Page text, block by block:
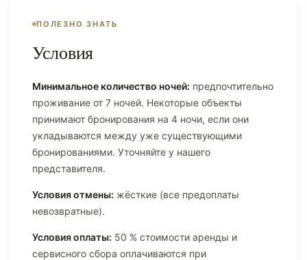
ПОЛЕЗНО ЗНАТЬ
Условия
Минимальное количество ночей: предпочтительно
проживание от 7 ночей. Некоторые объекты
принимают бронирования на 4 ночи, если они
укладываются между уже существующими
бронированиями. Уточняйте у нашего
представителя.
Условия отмены: жёсткие (все предоплаты
невозвратные).
Условия оплаты: 50 % стоимости аренды и
сервисного сбора оплачиваются при